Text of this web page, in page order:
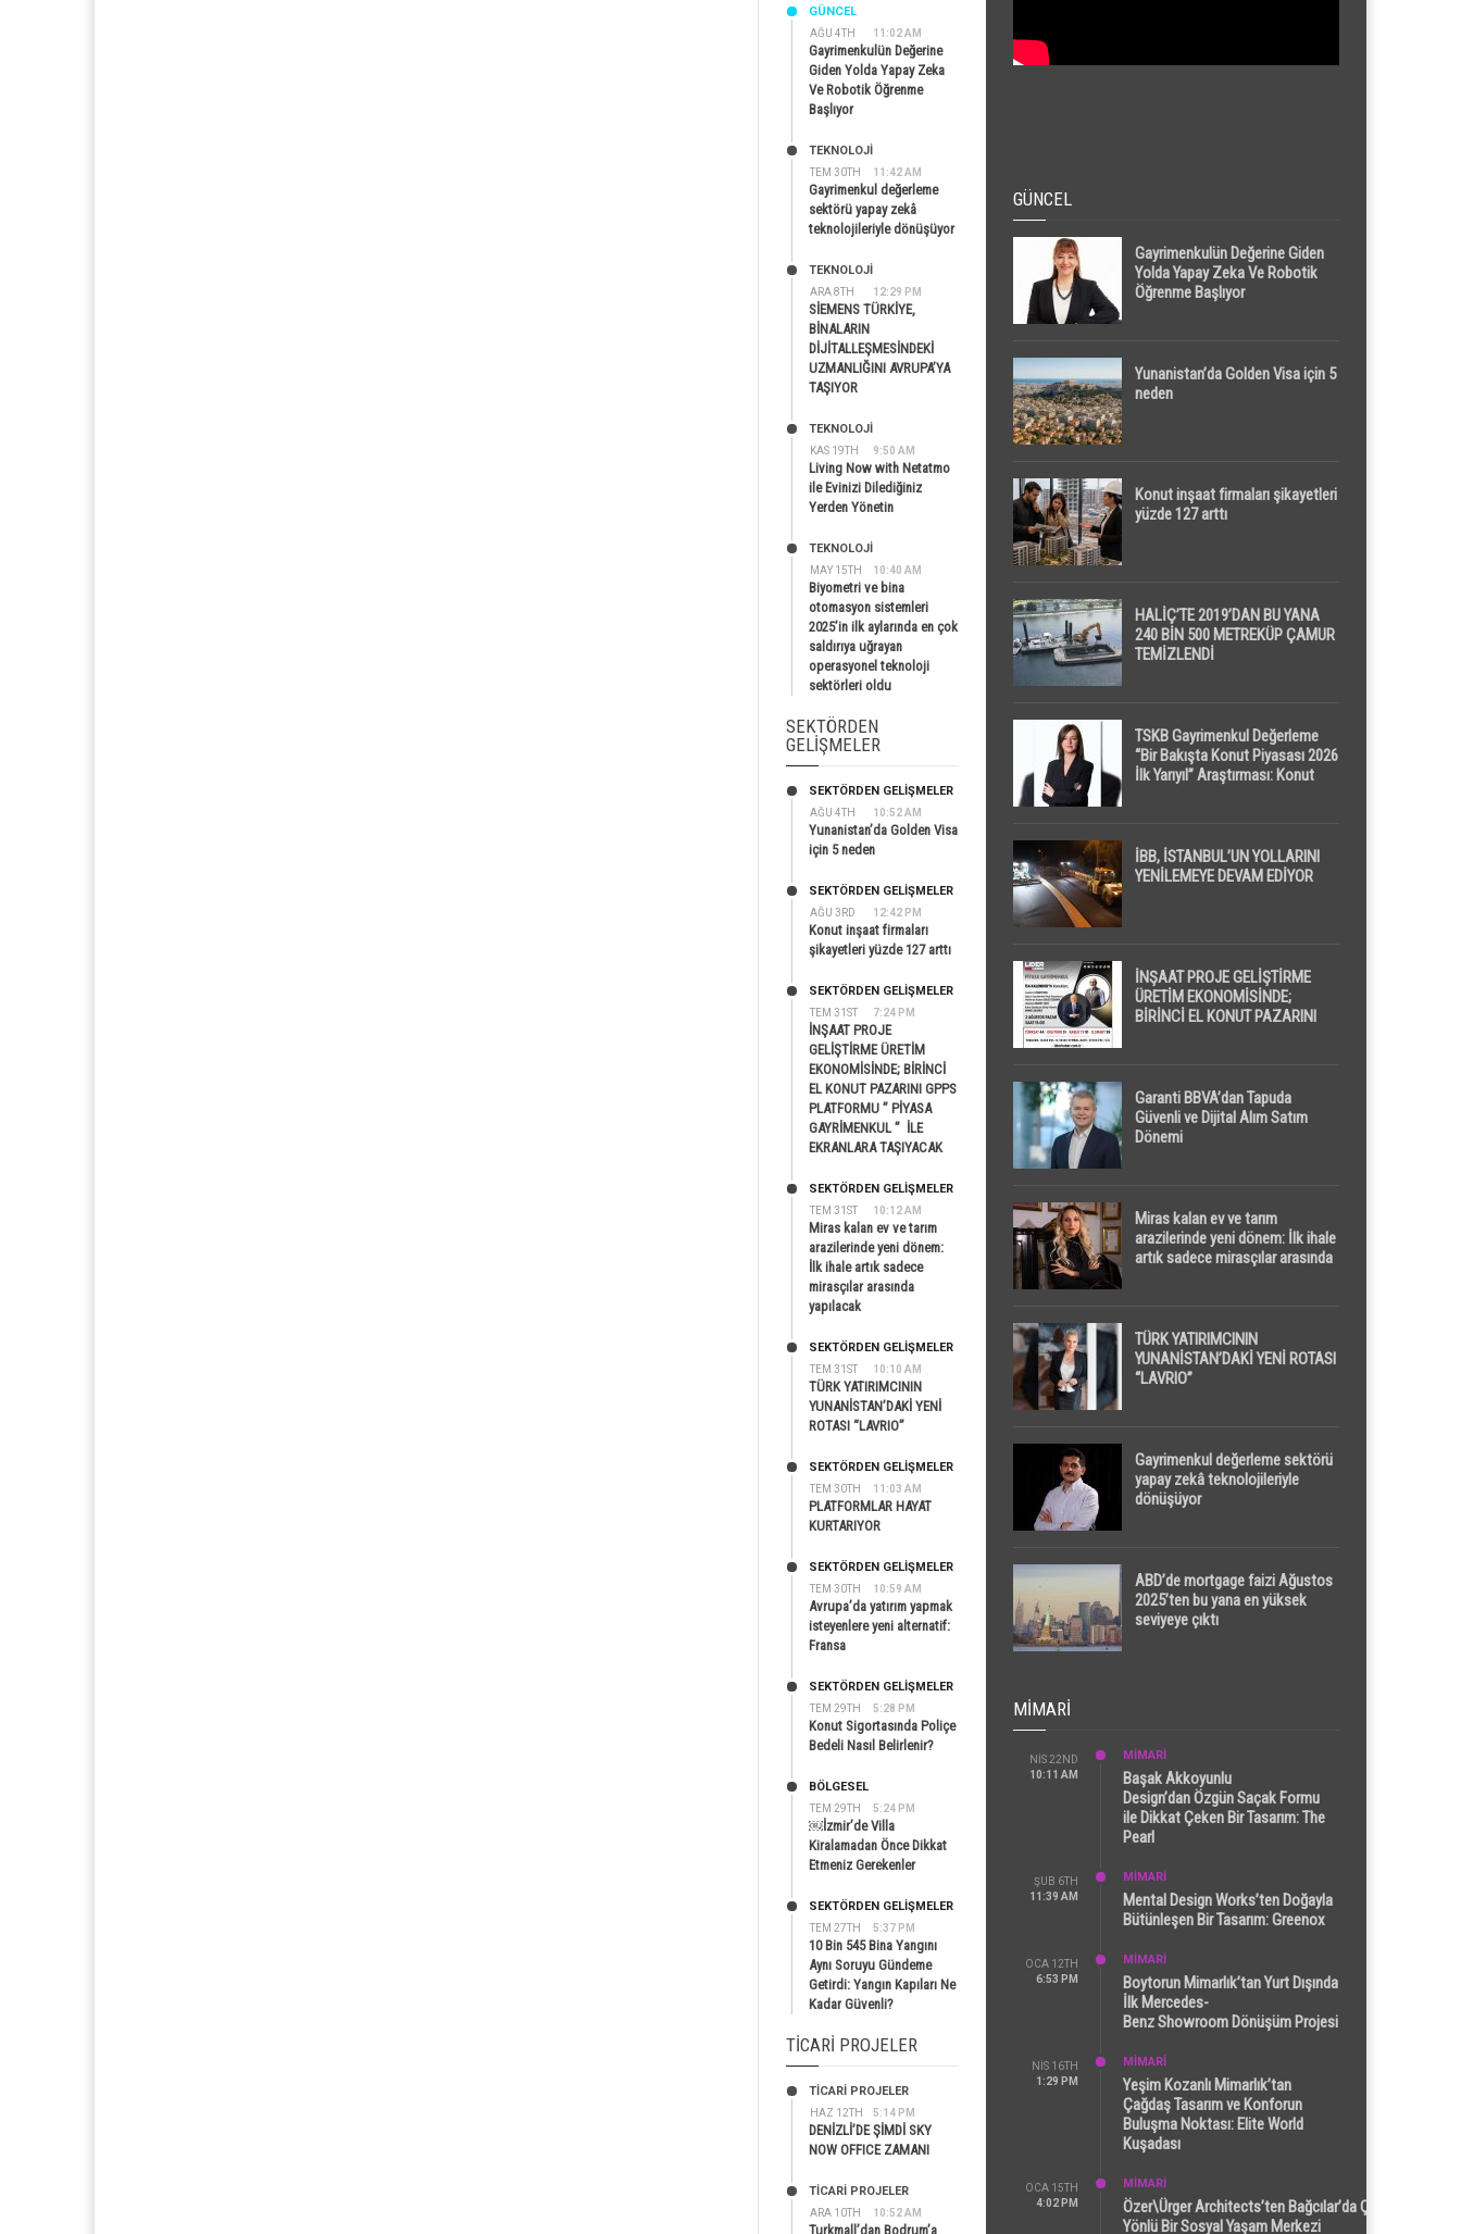
AĞU 4TH 11:02 AM
GÜNCEL
Gayrimenkulün Değerine
Giden Yolda Yapay Zeka
Ve Robotik Öğrenme
Başlıyor
TEM 30TH 11:42 AM
TEKNOLOJİ
Gayrimenkul değerleme
sektörü yapay zekâ
teknolojileriyle dönüşüyor
ARA 8TH 12:29 PM
TEKNOLOJİ
SİEMENS TÜRKİYE,
BİNALARIN
DİJİTALLEŞMESİNDEKİ
UZMANLIĞINI AVRUPA’YA
TAŞIYOR
KAS 19TH 9:50 AM
TEKNOLOJİ
Living Now with Netatmo
ile Evinizi Dilediğiniz
Yerden Yönetin
MAY 15TH 10:40 AM
TEKNOLOJİ
Biyometri ve bina
otomasyon sistemleri
2025’in ilk aylarında en çok
saldırıya uğrayan
operasyonel teknoloji
sektörleri oldu
SEKTÖRDEN
GELIŞMELER
AĞU 4TH 10:52 AM
SEKTÖRDEN GELIŞMELER
Yunanistan’da Golden Visa
için 5 neden
AĞU 3RD 12:42 PM
SEKTÖRDEN GELIŞMELER
Konut inşaat firmaları
şikayetleri yüzde 127 arttı
TEM 31ST 7:24 PM
SEKTÖRDEN GELIŞMELER
İNŞAAT PROJE
GELİŞTİRME ÜRETİM
EKONOMİSİNDE; BİRİNCİ
EL KONUT PAZARINI GPPS
PLATFORMU ” PİYASA
GAYRİMENKUL ” İLE
EKRANLARA TAŞIYACAK
TEM 31ST 10:12 AM
SEKTÖRDEN GELIŞMELER
Miras kalan ev ve tarım
arazilerinde yeni dönem:
İlk ihale artık sadece
mirasçılar arasında
yapılacak
TEM 31ST 10:10 AM
SEKTÖRDEN GELIŞMELER
TÜRK YATIRIMCININ
YUNANİSTAN’DAKİ YENİ
ROTASI “LAVRIO”
TEM 30TH 11:03 AM
SEKTÖRDEN GELIŞMELER
PLATFORMLAR HAYAT
KURTARIYOR
TEM 30TH 10:59 AM
SEKTÖRDEN GELIŞMELER
Avrupa’da yatırım yapmak
isteyenlere yeni alternatif:
Fransa
TEM 29TH 5:28 PM
SEKTÖRDEN GELIŞMELER
Konut Sigortasında Poliçe
Bedeli Nasıl Belirlenir?
TEM 29TH 5:24 PM
BÖLGESEL
￼İzmir’de Villa
Kiralamadan Önce Dikkat
Etmeniz Gerekenler
TEM 27TH 5:37 PM
SEKTÖRDEN GELIŞMELER
10 Bin 545 Bina Yangını
Aynı Soruyu Gündeme
Getirdi: Yangın Kapıları Ne
Kadar Güvenli?
TICARI PROJELER
HAZ 12TH 5:14 PM
TİCARİ PROJELER
DENİZLİ’DE ŞİMDİ SKY
NOW OFFICE ZAMANI
ARA 10TH 10:52 AM
TİCARİ PROJELER
Turkmall’dan Bodrum’a
GÜNCEL
Gayrimenkulün Değerine Giden
Yolda Yapay Zeka Ve Robotik
Öğrenme Başlıyor
Yunanistan’da Golden Visa için 5
neden
Konut inşaat firmaları şikayetleri
yüzde 127 arttı
HALİÇ’TE 2019’DAN BU YANA
240 BİN 500 METREKÜP ÇAMUR
TEMİZLENDİ
TSKB Gayrimenkul Değerleme
“Bir Bakışta Konut Piyasası 2026
İlk Yarıyıl” Araştırması: Konut
Dikkat Çekti
İBB, İSTANBUL’UN YOLLARINI
YENİLEMEYE DEVAM EDİYOR
İNŞAAT PROJE GELİŞTİRME
ÜRETİM EKONOMİSİNDE;
BİRİNCİ EL KONUT PAZARINI
Garanti BBVA’dan Tapuda
Güvenli ve Dijital Alım Satım
Dönemi
Miras kalan ev ve tarım
arazilerinde yeni dönem: İlk ihale
artık sadece mirasçılar arasında
TÜRK YATIRIMCININ
YUNANİSTAN’DAKİ YENİ ROTASI
“LAVRIO”
Gayrimenkul değerleme sektörü
yapay zekâ teknolojileriyle
dönüşüyor
ABD’de mortgage faizi Ağustos
2025’ten bu yana en yüksek
seviyeye çıktı
MIMARI
NIS 22ND
10:11 AM
MİMARİ
Başak Akkoyunlu
Design’dan Özgün Saçak Formu
ile Dikkat Çeken Bir Tasarım: The
Pearl
ŞUB 6TH
11:39 AM
MİMARİ
Mental Design Works’ten Doğayla
Bütünleşen Bir Tasarım: Greenox
OCA 12TH
6:53 PM
MİMARİ
Boytorun Mimarlık’tan Yurt Dışında
İlk Mercedes-
Benz Showroom Dönüşüm Projesi
NIS 16TH
1:29 PM
MİMARİ
Yeşim Kozanlı Mimarlık’tan
Çağdaş Tasarım ve Konforun
Buluşma Noktası: Elite World
Kuşadası
OCA 15TH
4:02 PM
MİMARİ
Özer\Ürger Architects’ten Bağcılar’da Çok
Yönlü Bir Sosyal Yaşam Merkezi